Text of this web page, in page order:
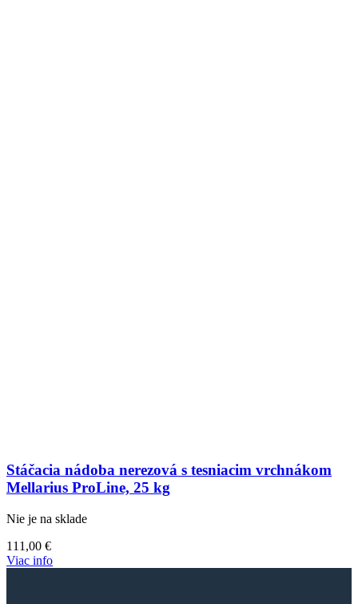
Stáčacia nádoba nerezová s tesniacim vrchnákom
Mellarius ProLine, 25 kg
Nie je na sklade
111,00 €
Viac info